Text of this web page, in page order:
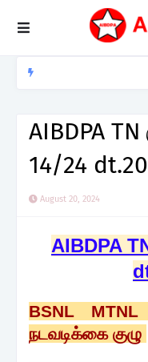
கிளை மாநாடு
AIBDPA
14/24
August 20, 2024
AIBDPA
BSNL MTNL
நடவடிக்கை குழு